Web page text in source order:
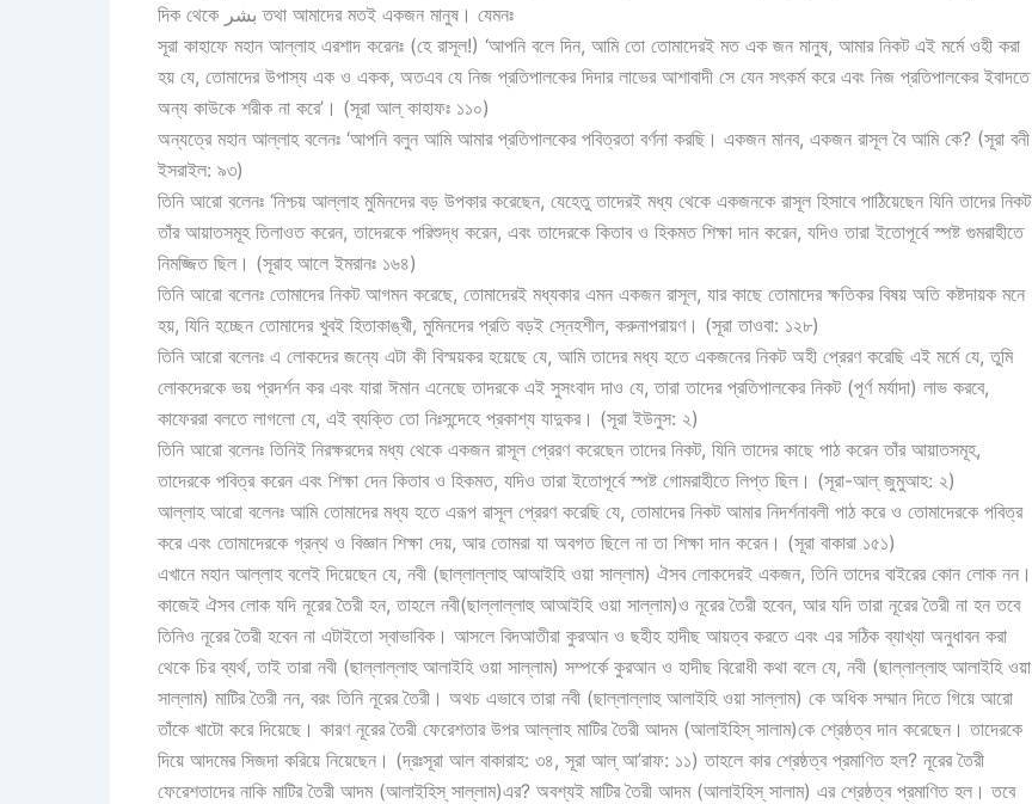
দিক থেকে بشر তথা আমাদের মতই একজন মানুষ। যেমনঃ
সূরা কাহাফে মহান আল্লাহ এরশাদ করেনঃ (হে রাসূল!) ‘আপনি বলে দিন, আমি তো তোমাদেরই মত এক জন মানুষ, আমার নিকট এই মর্মে ওহী করা
হয় যে, তোমাদের উপাস্য এক ও একক, অতএব যে নিজ প্রতিপালকের দিদার লাভের আশাবাদী সে যেন সৎকর্ম করে এবং নিজ প্রতিপালকের ইবাদতে
অন্য কাউকে শরীক না করে’। (সূরা আল্ কাহাফঃ ১১০)
অন্যত্রে মহান আল্লাহ বলেনঃ ‘আপনি বলুন আমি আমার প্রতিপালকের পবিত্রতা বর্ণনা করছি। একজন মানব, একজন রাসূল বৈ আমি কে? (সূরা বনী
ইসরাইল: ৯৩)
তিনি আরো বলেনঃ ‘নিশ্চয় আল্লাহ মুমিনদের বড় উপকার করেছেন, যেহেতু তাদেরই মধ্য থেকে একজনকে রাসূল হিসাবে পাঠিয়েছেন যিনি তাদের নিকট
তাঁর আয়াতসমূহ তিলাওত করেন, তাদেরকে পরিশুদ্ধ করেন, এবং তাদেরকে কিতাব ও হিকমত শিক্ষা দান করেন, যদিও তারা ইতোপূর্বে স্পষ্ট গুমরাহীতে
নিমজ্জিত ছিল। (সূরাহ আলে ইমরানঃ ১৬৪)
তিনি আরো বলেনঃ তোমাদের নিকট আগমন করেছে, তোমাদেরই মধ্যকার এমন একজন রাসূল, যার কাছে তোমাদের ক্ষতিকর বিষয় অতি কষ্টদায়ক মনে
হয়, যিনি হচ্ছেন তোমাদের খুবই হিতাকাঙ্খী, মুমিনদের প্রতি বড়ই স্নেহশীল, করুনাপরায়ণ। (সূরা তাওবা: ১২৮)
তিনি আরো বলেনঃ এ লোকদের জন্যে এটা কী বিস্ময়কর হয়েছে যে, আমি তাদের মধ্য হতে একজনের নিকট অহী প্রেরণ করেছি এই মর্মে যে, তুমি
লোকদেরকে ভয় প্রদর্শন কর এবং যারা ঈমান এনেছে তাদরকে এই সুসংবাদ দাও যে, তারা তাদের প্রতিপালকের নিকট (পূর্ণ মর্যাদা) লাভ করবে,
কাফেররা বলতে লাগলো যে, এই ব্যক্তি তো নিঃসন্দেহে প্রকাশ্য যাদুকর। (সূরা ইউনুস: ২)
তিনি আরো বলেনঃ তিনিই নিরক্ষরদের মধ্য থেকে একজন রাসূল প্রেরণ করেছেন তাদের নিকট, যিনি তাদের কাছে পাঠ করেন তাঁর আয়াতসমূহ,
তাদেরকে পবিত্র করেন এবং শিক্ষা দেন কিতাব ও হিকমত, যদিও তারা ইতোপূর্বে স্পষ্ট গোমরাহীতে লিপ্ত ছিল। (সূরা-আল্ জুমুআহ: ২)
আল্লাহ আরো বলেনঃ আমি তোমাদের মধ্য হতে এরূপ রাসূল প্রেরণ করেছি যে, তোমাদের নিকট আমার নিদর্শনাবলী পাঠ করে ও তোমাদেরকে পবিত্র
করে এবং তোমাদেরকে গ্রন্থ ও বিজ্ঞান শিক্ষা দেয়, আর তোমরা যা অবগত ছিলে না তা শিক্ষা দান করেন। (সূরা বাকারা ১৫১)
এখানে মহান আল্লাহ বলেই দিয়েছেন যে, নবী (ছাল্লাল্লাহু আআইহি ওয়া সাল্লাম) ঐসব লোকদেরই একজন, তিনি তাদের বাইরের কোন লোক নন।
কাজেই ঐসব লোক যদি নূরের তৈরী হন, তাহলে নবী(ছাল্লাল্লাহু আআইহি ওয়া সাল্লাম)ও নূরের তৈরী হবেন, আর যদি তারা নূরের তৈরী না হন তবে
তিনিও নূরের তৈরী হবেন না এটাইতো স্বাভাবিক। আসলে বিদআতীরা কুরআন ও ছহীহ হাদীছ আয়ত্ব করতে এবং এর সঠিক ব্যাখ্যা অনুধাবন করা
থেকে চির ব্যর্থ, তাই তারা নবী (ছাল্লাল্লাহু আলাইহি ওয়া সাল্লাম) সম্পর্কে কুরআন ও হাদীছ বিরোধী কথা বলে যে, নবী (ছাল্লাল্লাহু আলাইহি ওয়া
সাল্লাম) মাটির তৈরী নন, বরং তিনি নূরের তৈরী। অথচ এভাবে তারা নবী (ছাল্লাল্লাহু আলাইহি ওয়া সাল্লাম) কে অধিক সম্মান দিতে গিয়ে আরো
তাঁকে খাটো করে দিয়েছে। কারণ নূরের তৈরী ফেরেশতার উপর আল্লাহ মাটির তৈরী আদম (আলাইহিস্ সালাম)কে শ্রেষ্ঠত্ব দান করেছেন। তাদেরকে
দিয়ে আদমের সিজদা করিয়ে নিয়েছেন। (দ্রঃসূরা আল বাকারাহ: ৩৪, সূরা আল্ আ’রাফ: ১১) তাহলে কার শ্রেষ্ঠত্ব প্রমাণিত হল? নূরের তৈরী
ফেরেশতাদের নাকি মাটির তৈরী আদম (আলাইহিস্ সাল্লাম)এর? অবশ্যই মাটির তৈরী আদম (আলাইহিস্ সালাম) এর শ্রেষ্ঠত্ব প্রমাণিত হল। তবে